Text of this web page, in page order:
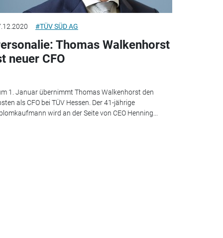
#TÜV SÜD AG
Thomas Walkenhorst
neuer CFO
1. Januar übernimmt Thomas Walkenhorst den
als CFO bei TÜV Hessen. Der 41-jährige
wird an der Seite von CEO Henning...